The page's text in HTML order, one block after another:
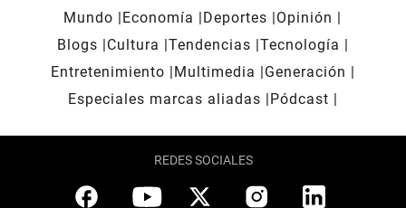
Mundo Economía Deportes
Opinión
Blogs
Cultura Tendencias Tecnología
Entretenimiento
Multimedia
Generación
Especiales marcas aliadas
Pódcast
REDES SOCIALES